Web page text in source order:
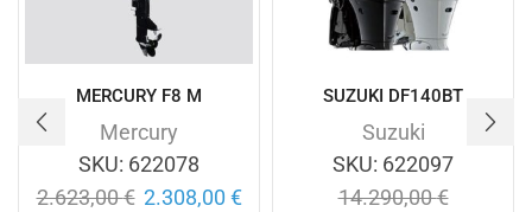
MERCURY F8 M
Mercury
SKU: 622078
2.623,00€ 2.308,00 €
SUZUKI DF140BT
Suzuki
SKU: 622097
14.290,00€